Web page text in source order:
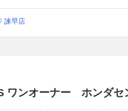
諫早店
ワンオーナー ホンダセ